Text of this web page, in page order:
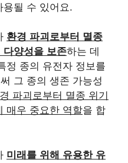
용될 수 있어요.
환경 파괴로부터 멸종
다양성을 보존하는 데
정 종의 유전자 정보를
그 종의 생존 가능성
파괴로부터 멸종 위기
매우 중요한 역할을 합
미래를 위해 유용한 유